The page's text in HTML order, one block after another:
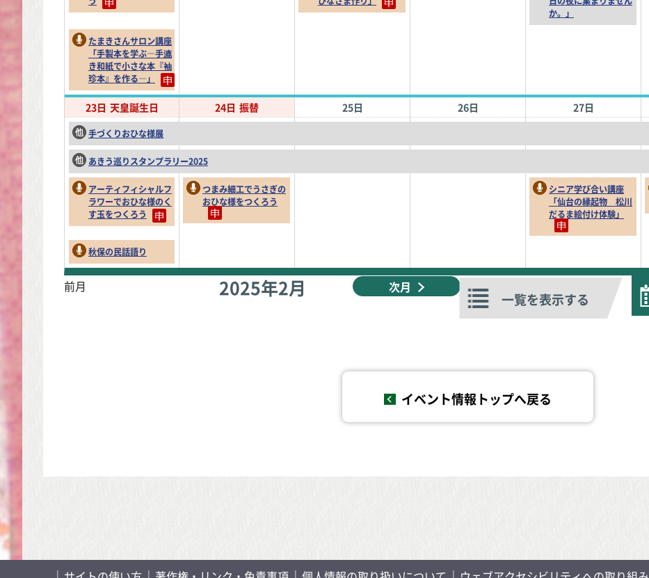
か。」
たまきさんサロン講座
「手製本を学ぶ―手漉
き和紙で小さな本『袖
珍本』を作る―」
23日 天皇誕生日 24日 振替 25日 26日 27日
手づくりおひな様展
あきう巡りスタンプラリー2025
アーティフィシャルフ
ラワーでおひな様のく
す玉をつくろう
つまみ細工でうさぎの
おひな様をつくろう
シニア学び合い講座
「仙台の縁起物 松川
だるま絵付け体験」
秋保の民話語り
前月 2025年2月 次月
一覧を表示する
イベント情報トップへ戻る